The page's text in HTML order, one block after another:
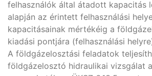
felhasználók által átadott kapacitás
alapján az érintett felhasználási
kapacitásainak mértékéig a
kiadási pontjára (felhasználási
A földgázelosztási feladatok
földgázelosztó hidraulikai vizsgálat